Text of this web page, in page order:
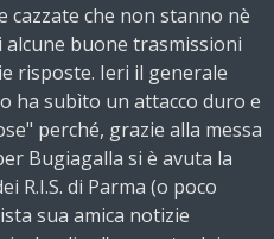
cazzate che non stanno nè
buone trasmissioni
risposte. Ieri il generale
ha subìto un attacco duro e
perché, grazie alla messa
Bugiagalla si è avuta la
R.I.S. di Parma (o poco
sua amica notizie